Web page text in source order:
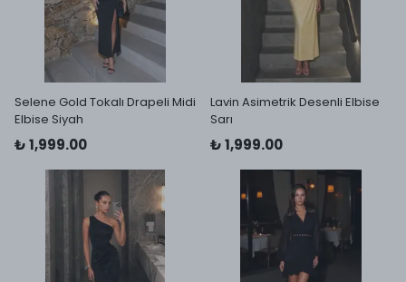
Selene Gold Tokalı Drapeli Midi
Elbise Siyah
₺ 1,999.00
Lavin Asimetrik Desenli Elbise
Sarı
₺ 1,999.00